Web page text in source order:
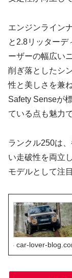
エンジンライン
と2.8リッターデ
ーザーの幅広い
削ぎ落としたシ
性と美しさを兼
Safety Senseが
ている点も魅力で
ランクル250は
い走破性を両立
モデルとして注
car-lover-